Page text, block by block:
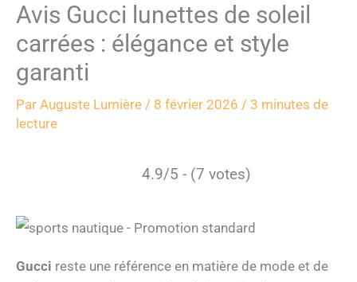
Avis Gucci lunettes de soleil
carrées : élégance et style
garanti
Par Auguste Lumière / 8 février 2026 / 3 minutes de
lecture
4.9/5 - (7 votes)
Gucci reste une référence en matière de mode et de